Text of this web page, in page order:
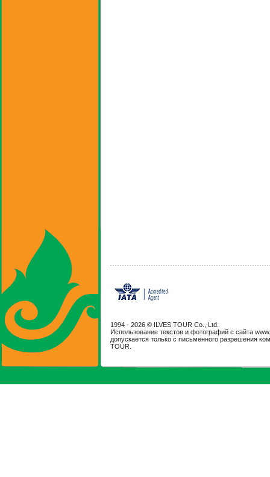
1994 - 2026 © ILVES TOUR Co., Ltd.
Использование текстов и фотографий с сайта
допускается только с письменного разрешения
TOUR.